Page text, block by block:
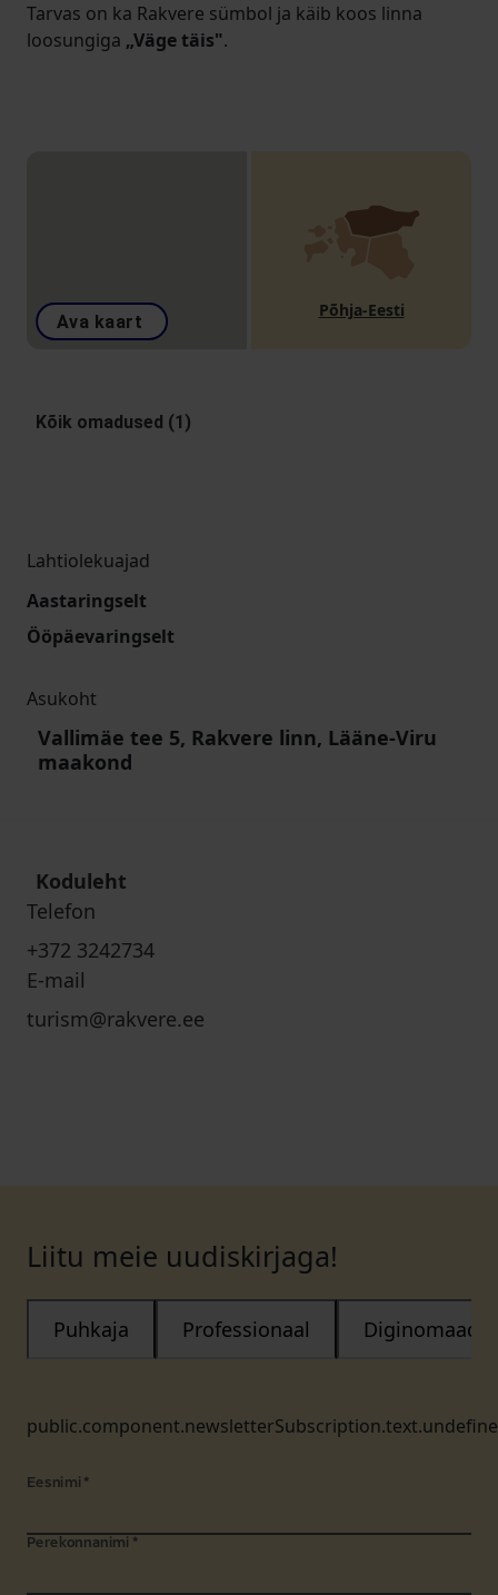
Tarvas on ka Rakvere sümbol ja käib koos linna
loosungiga „Väge täis".
Ava kaart
Põhja-Eesti
Kõik omadused (1)
Lahtiolekuajad
Aastaringselt
Ööpäevaringselt
Asukoht
Vallimäe tee 5, Rakvere linn, Lääne-Viru
maakond
Koduleht
Telefon
+372 3242734
E-mail
turism@rakvere.ee
Liitu meie uudiskirjaga!
Puhkaja Professionaal Diginomaad
Eesnimi *
Perekonnanimi *